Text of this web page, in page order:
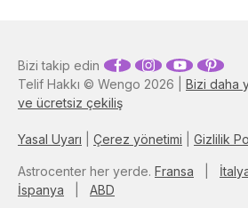
Telif Hakkı © Wengo 2026 | Bizi daha
ve ücretsiz çekiliş
Yasal Uyarı Çerez yönetimi Gizlilik
Bizi takip edin
Astrocenter her yerde. Fransa
İspanya
ABD